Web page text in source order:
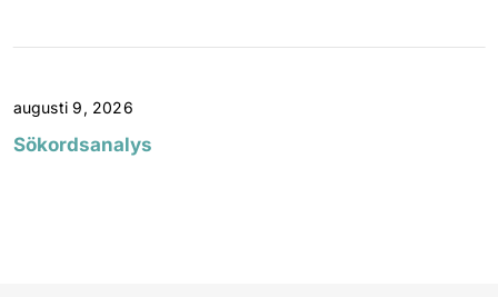
augusti 9, 2026
Sökordsanalys